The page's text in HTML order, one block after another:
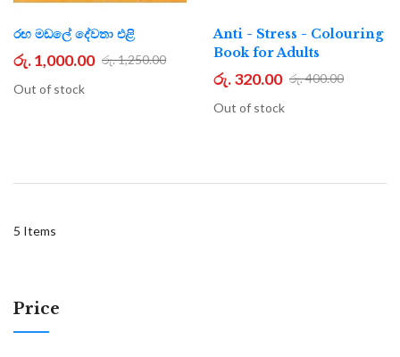
රඟ මඩලේ දේවතා එළි
රු. 1,000.00 රු. 1,250.00
Out of stock
Anti - Stress - Colouring
Book for Adults
රු. 320.00 රු. 400.00
Out of stock
5 Items
Price